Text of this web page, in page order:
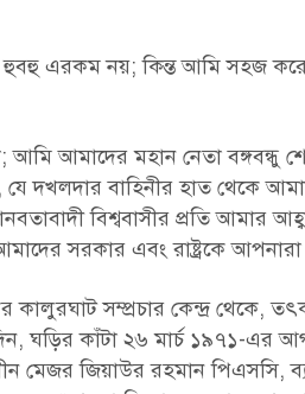
হুবহু এরকম নয়; কিন্ত আমি সহজ
আমি আমাদের মহান নেতা বঙ্গবন্ধু
যে দখলদার বাহিনীর হাত থেকে
বিশ্ববাসীর প্রতি আমার
সরকার এবং রাষ্ট্রকে আপনারা
কালুরঘাট সম্প্রচার কেন্দ্র থেকে,
ঘড়ির কাঁটা ২৬ মার্চ ১৯৭১-এর
মেজর জিয়াউর রহমান পিএসসি,